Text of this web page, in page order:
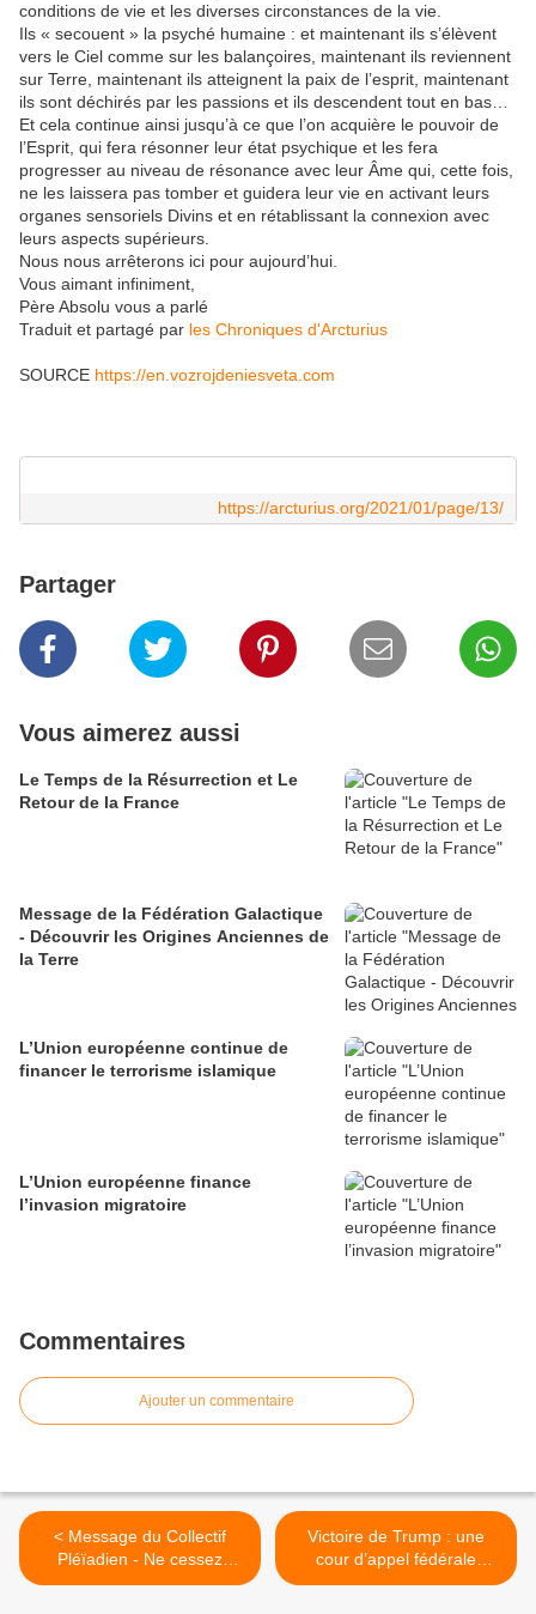
conditions de vie et les diverses circonstances de la vie.
Ils « secouent » la psyché humaine : et maintenant ils s’élèvent
vers le Ciel comme sur les balançoires, maintenant ils reviennent
sur Terre, maintenant ils atteignent la paix de l’esprit, maintenant
ils sont déchirés par les passions et ils descendent tout en bas…
Et cela continue ainsi jusqu’à ce que l’on acquière le pouvoir de
l’Esprit, qui fera résonner leur état psychique et les fera
progresser au niveau de résonance avec leur Âme qui, cette fois,
ne les laissera pas tomber et guidera leur vie en activant leurs
organes sensoriels Divins et en rétablissant la connexion avec
leurs aspects supérieurs.
Nous nous arrêterons ici pour aujourd’hui.
Vous aimant infiniment,
Père Absolu vous a parlé
Traduit et partagé par les Chroniques d'Arcturius
SOURCE https://en.vozrojdeniesveta.com
https://arcturius.org/2021/01/page/13/
Partager
Vous aimerez aussi
Le Temps de la Résurrection et Le
Retour de la France
Message de la Fédération Galactique
- Découvrir les Origines Anciennes de
la Terre
L’Union européenne continue de
financer le terrorisme islamique
L’Union européenne finance
l’invasion migratoire
Commentaires
Ajouter un commentaire
< Message du Collectif
Pléïadien - Ne cessez
jamais de croire
Victoire de Trump : une
cour d’appel fédérale
rétablit temporairement ses